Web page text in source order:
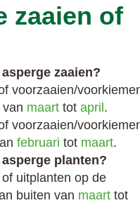
zaaien of
zaaien?
voorzaaien/
maart tot april.
voorzaaien/
februari tot maart.
planten?
uitplanten op de
buiten van maart tot